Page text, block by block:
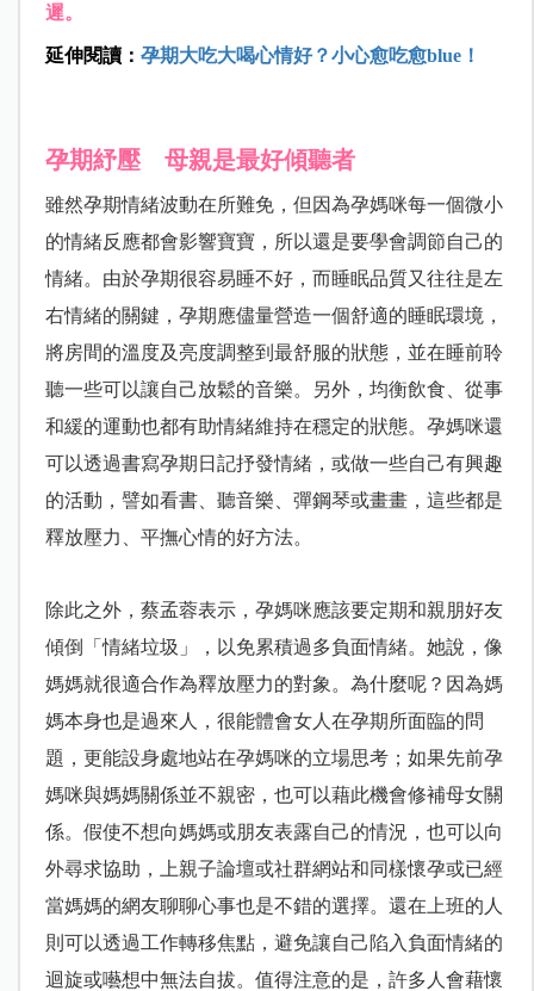
遲。
延伸閱讀： 孕期大吃大喝心情好？小心愈吃愈blue！
孕期紓壓 母親是最好傾聽者
雖然孕期情緒波動在所難免，但因為孕媽咪每一個微小
的情緒反應都會影響寶寶，所以還是要學會調節自己的
情緒。由於孕期很容易睡不好，而睡眠品質又往往是左
右情緒的關鍵，孕期應儘量營造一個舒適的睡眠環境，
將房間的溫度及亮度調整到最舒服的狀態，並在睡前聆
聽一些可以讓自己放鬆的音樂。另外，均衡飲食、從事
和緩的運動也都有助情緒維持在穩定的狀態。孕媽咪還
可以透過書寫孕期日記抒發情緒，或做一些自己有興趣
的活動，譬如看書、聽音樂、彈鋼琴或畫畫，這些都是
釋放壓力、平撫心情的好方法。
除此之外，蔡孟蓉表示，孕媽咪應該要定期和親朋好友
傾倒「情緒垃圾」，以免累積過多負面情緒。她說，像
媽媽就很適合作為釋放壓力的對象。為什麼呢？因為媽
媽本身也是過來人，很能體會女人在孕期所面臨的問
題，更能設身處地站在孕媽咪的立場思考；如果先前孕
媽咪與媽媽關係並不親密，也可以藉此機會修補母女關
係。假使不想向媽媽或朋友表露自己的情況，也可以向
外尋求協助，上親子論壇或社群網站和同樣懷孕或已經
當媽媽的網友聊聊心事也是不錯的選擇。還在上班的人
則可以透過工作轉移焦點，避免讓自己陷入負面情緒的
迴旋或囈想中無法自拔。值得注意的是，許多人會藉懷